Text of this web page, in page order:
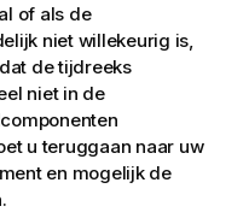
of als de
niet willekeurig is,
de tijdreeks
niet in de
u teruggaan naar uw
en mogelijk de